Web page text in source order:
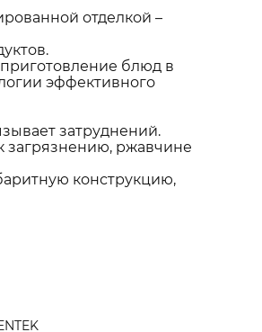
отделкой –
блюд в
эффективного
затруднений.
загрязнению, ржавчине
конструкцию,